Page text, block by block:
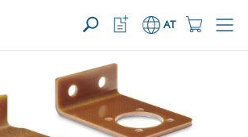
({{productCount}} Produkte)ÖFFNEN
AT